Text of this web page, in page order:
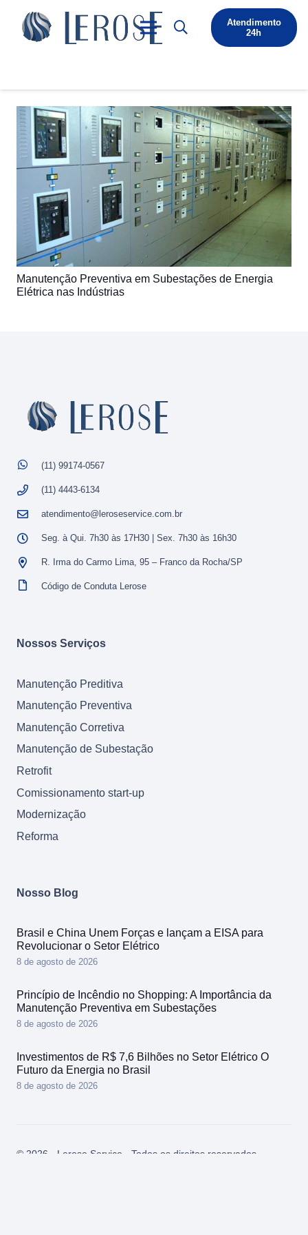
Atendimento
24h
Manutenção Preventiva em Subestações de Energia
Elétrica nas Indústrias
(11) 99174-0567
(11) 4443-6134
atendimento@leroseservice.com.br
Seg. à Qui. 7h30 às 17H30 | Sex. 7h30 às 16h30
R. Irma do Carmo Lima, 95 – Franco da Rocha/SP
Código de Conduta Lerose
Nossos Serviços
Manutenção Preditiva
Manutenção Preventiva
Manutenção Corretiva
Manutenção de Subestação
Retrofit
Comissionamento start-up
Modernização
Reforma
Nosso Blog
Brasil e China Unem Forças e lançam a EISA para
Revolucionar o Setor Elétrico
8 de agosto de 2026
Princípio de Incêndio no Shopping: A Importância da
Manutenção Preventiva em Subestações
8 de agosto de 2026
Investimentos de R$ 7,6 Bilhões no Setor Elétrico O
Futuro da Energia no Brasil
8 de agosto de 2026
© 2026 - Lerose Service - Todos os direitos reservados